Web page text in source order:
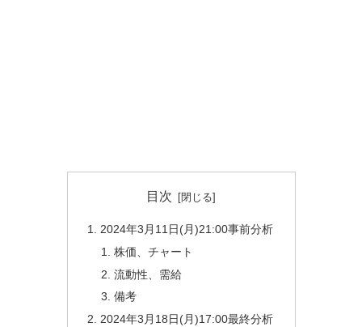
目次
2024年3月11日(月)21:00事前分析
株価、チャート
流動性、需給
備考
2024年3月18日(月)17:00最終分析